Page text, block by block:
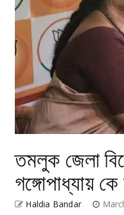
তমলুক জেলা
গঙ্গোপাধ্যায় কে
Haldia Bandar